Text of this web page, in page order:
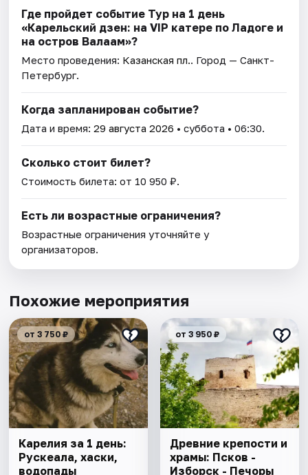
Где пройдет событие Тур на 1 день
«Карельский дзен: на VIP катере по Ладоге и
на остров Валаам»?
Место проведения: Казанская пл.. Город — Санкт-
Петербург.
Когда запланирован событие?
Дата и время:29 августа 2026 • суббота • 06:30.
Сколько стоит билет?
Стоимость билета: от 10 950 ₽.
Есть ли возрастные ограничения?
Возрастные ограничения уточняйте у
организаторов.
Похожие мероприятия
от 3 750 ₽
Карелия за 1 день:
Рускеала, хаски,
водопады
от 3 950 ₽
Древние крепости и
храмы: Псков -
Изборск - Печоры